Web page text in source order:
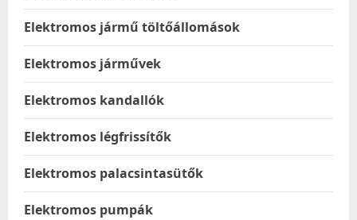
Elektromos jármű töltőállomások
Elektromos járművek
Elektromos kandallók
Elektromos légfrissítők
Elektromos palacsintasütők
Elektromos pumpák